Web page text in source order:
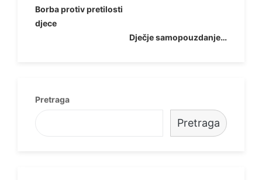
Navigacija
objava
Borba protiv pretilosti
djece
Dječje samopouzdanje…
Pretraga
Pretraga